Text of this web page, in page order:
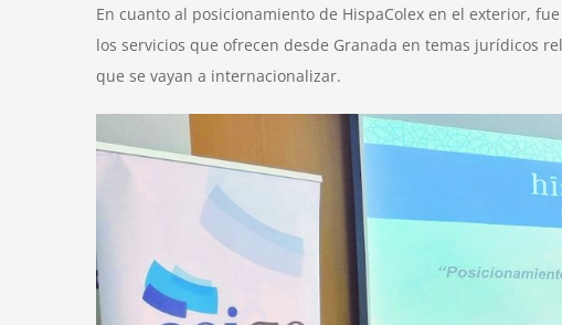
En cuanto al posicionamiento de HispaColex en el exterior,
los servicios que ofrecen desde Granada en temas jurídicos
que se vayan a internacionalizar.